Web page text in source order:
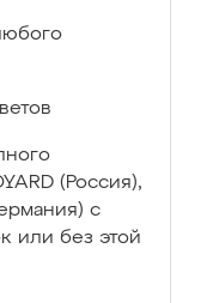
(Россия),
с
или без этой